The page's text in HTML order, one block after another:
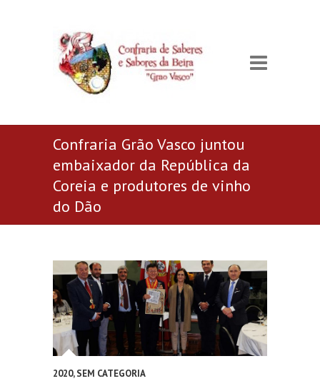
Confraria Grão Vasco juntou
embaixador da República da
Coreia e produtores de vinho
do Dão
2020,SEM CATEGORIA